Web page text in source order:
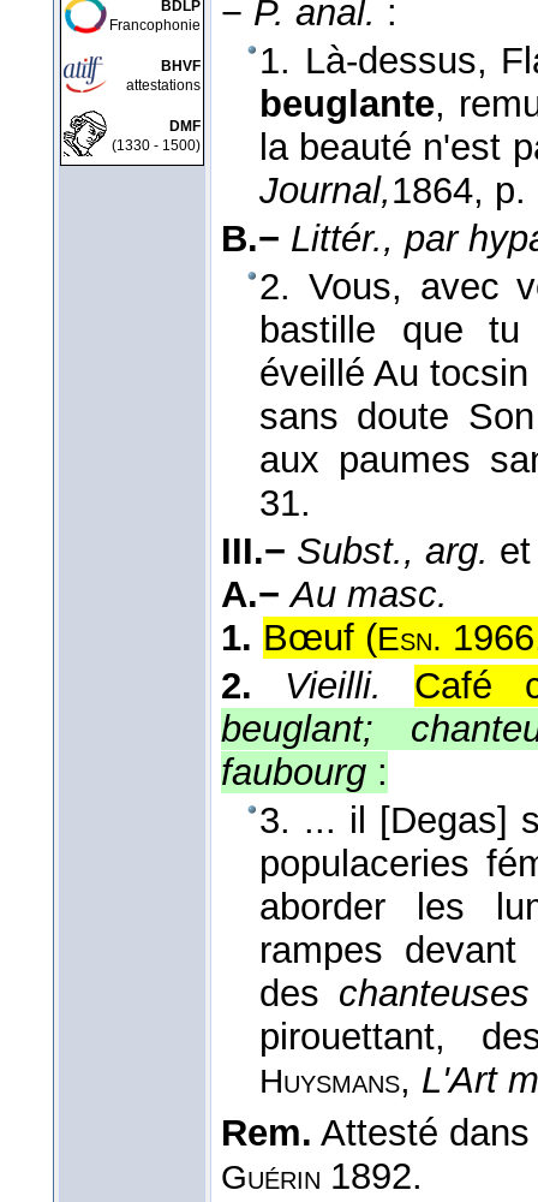
BDLP
Francophonie
BHVF
attestations
DMF
(1330 - 1500)
− P. anal. :
1. Là-dessus,
beuglante,
la beauté n'est
Journal,1864, p.
B.− Littér., par
2. Vous, avec
bastille que
éveillé Au
sans doute
aux paumes
31.
III.− Subst., arg.
A.− Au masc.
1. Bœuf (Esn.
2.
Vieilli.
Café
beuglant;
faubourg :
3. ... il [Degas]
populaceries
aborder les
rampes devant
des chanteuses
pirouettant,
Huysmans, L'Art
Rem. Attesté
Guérin 1892.